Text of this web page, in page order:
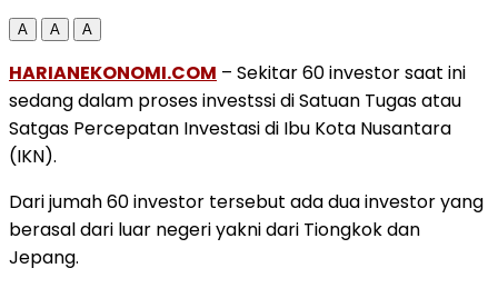
A A A
HARIANEKONOMI.COM – Sekitar 60 investor saat ini
sedang dalam proses investssi di Satuan Tugas atau
Satgas Percepatan Investasi di Ibu Kota Nusantara
(IKN).
Dari jumah 60 investor tersebut ada dua investor yang
berasal dari luar negeri yakni dari Tiongkok dan
Jepang.